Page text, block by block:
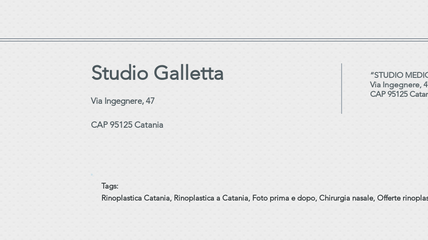
Studio Galletta
Via Ingegnere, 47
CAP 95125 Catania
“STUDIO
Via Ingegnere,
CAP 95125
Tags:
Rinoplastica Catania, Rinoplastica a Catania, Foto prima e dopo, Chirurgia nasale, Offerte